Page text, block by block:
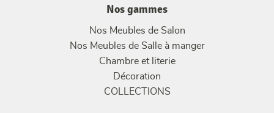
Nos gammes
Nos Meubles de Salon
Nos Meubles de Salle à manger
Chambre et literie
Décoration
COLLECTIONS